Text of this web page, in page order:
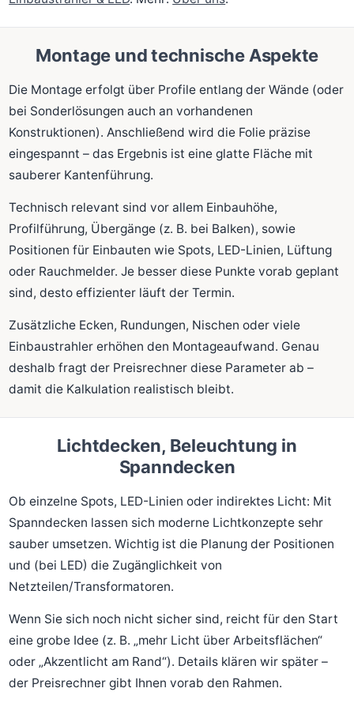
Montage und technische Aspekte
Die Montage erfolgt über Profile entlang der Wände (oder
bei Sonderlösungen auch an vorhandenen
Konstruktionen). Anschließend wird die Folie präzise
eingespannt – das Ergebnis ist eine glatte Fläche mit
sauberer Kantenführung.
Technisch relevant sind vor allem Einbauhöhe,
Profilführung, Übergänge (z. B. bei Balken), sowie
Positionen für Einbauten wie Spots, LED-Linien, Lüftung
oder Rauchmelder. Je besser diese Punkte vorab geplant
sind, desto effizienter läuft der Termin.
Zusätzliche Ecken, Rundungen, Nischen oder viele
Einbaustrahler erhöhen den Montageaufwand. Genau
deshalb fragt der Preisrechner diese Parameter ab –
damit die Kalkulation realistisch bleibt.
Lichtdecken, Beleuchtung in
Spanndecken
Ob einzelne Spots, LED-Linien oder indirektes Licht: Mit
Spanndecken lassen sich moderne Lichtkonzepte sehr
sauber umsetzen. Wichtig ist die Planung der Positionen
und (bei LED) die Zugänglichkeit von
Netzteilen/Transformatoren.
Wenn Sie sich noch nicht sicher sind, reicht für den Start
eine grobe Idee (z. B. „mehr Licht über Arbeitsflächen“
oder „Akzentlicht am Rand“). Details klären wir später –
der Preisrechner gibt Ihnen vorab den Rahmen.